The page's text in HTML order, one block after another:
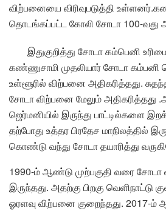
விற்பனையை விரிவுபடுத்தி
தொடங்கப்பட்ட கோலி சோடா 100-வது
இதுகுறித்து சோடா கம்பெனி
கண்ணுசாமி முதலியார் சோடா
உள்ளூரில் விற்பனை அதிகரித்தது.
சோடா விற்பனை மேலும் அதிகரித்தது
ஜெர்மனியில் இருந்து பாட்டில்களை
தற்போது உத்தர பிரதேச மாநிலத்தில்
கொண்டு வந்து சோடா தயாரித்து
1990-ம் ஆண்டு முற்பகுதி வரை
இருந்தது. அதற்கு பிறகு வெளிநாட்டு
ஓரளவு விற்பனை குறைந்தது. 2017-ம்